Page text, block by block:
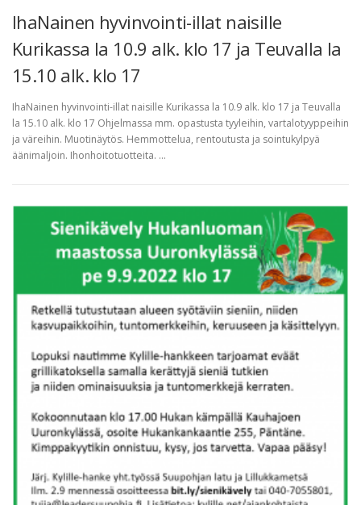
IhaNainen hyvinvointi-illat naisille
Kurikassa la 10.9 alk. klo 17 ja Teuvalla la
15.10 alk. klo 17
IhaNainen hyvinvointi-illat naisille Kurikassa la 10.9 alk. klo 17 ja Teuvalla
la 15.10 alk. klo 17 Ohjelmassa mm. opastusta tyyleihin, vartalotyyppeihin
ja väreihin. Muotinäytös. Hemmottelua, rentoutusta ja sointukylpyä
äänimaljoin. Ihonhoitotuotteita. …